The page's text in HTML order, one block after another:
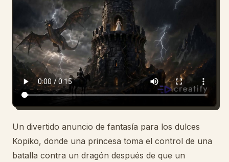
Prompts
Precios
Descargar
Blog
Actualizaciones
Un divertido anuncio de fantasía para los dulces
Kopiko, donde una princesa toma el control de una
batalla contra un dragón después de que un